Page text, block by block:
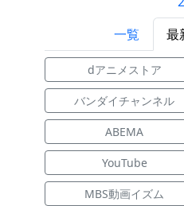
一覧
最
dアニメストア
バンダイチャンネル
ABEMA
YouTube
MBS動画イズム